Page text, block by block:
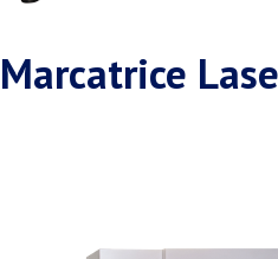
Marcatrice